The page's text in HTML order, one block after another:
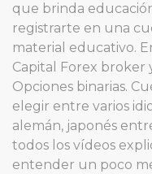
que brinda
registrarte en una
material educativo.
Capital Forex broker
Opciones binarias.
elegir entre varios
alemán, japonés
todos los vídeos
entender un poco